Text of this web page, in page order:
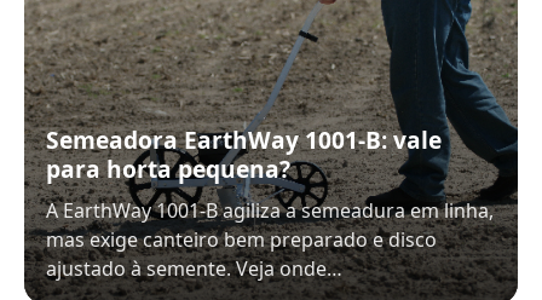
Semeadora EarthWay 1001-B: vale
para horta pequena?
A EarthWay 1001-B agiliza a semeadura em linha,
mas exige canteiro bem preparado e disco
ajustado à semente. Veja onde…